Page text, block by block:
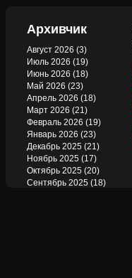
Архивчик
Август 2026 (3)
Июль 2026 (19)
Июнь 2026 (18)
Май 2026 (23)
Апрель 2026 (18)
Март 2026 (21)
Февраль 2026 (19)
Январь 2026 (23)
Декабрь 2025 (21)
Ноябрь 2025 (17)
Октябрь 2025 (20)
Сентябрь 2025 (18)